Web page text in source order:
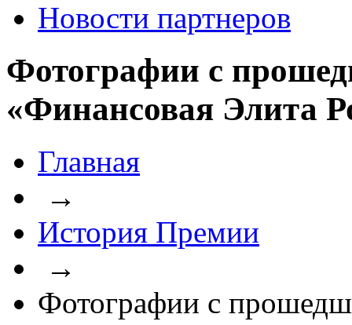
Новости партнеров
Фотографии с
«Финансовая Элита
Главная
→
История Премии
→
Фотографии с